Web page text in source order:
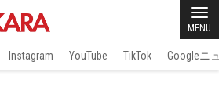
MENU
Instagram YouTube TikTok Googleニ